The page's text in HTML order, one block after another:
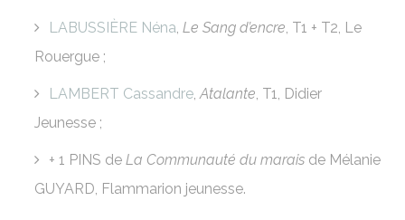
LABUSSIÈRE Néna,Le Sang d’encre, T1 + T2, Le
Rouergue ;
LAMBERT Cassandre,Atalante, T1, Didier
Jeunesse ;
+ 1 PINS deLa Communauté du marais de Mélanie
GUYARD, Flammarion jeunesse.